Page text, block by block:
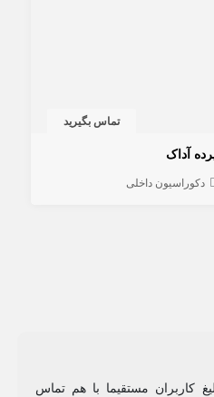
تماس بگیرید
آداک
دکوراسیون داخلی
کاربران مستقیما با هم تماس